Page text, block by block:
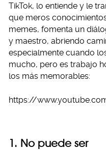
TikTok, lo entiende y le
que meros
memes, fomenta un
y maestro, abriendo
especialmente cuando
mucho, pero es trabajo
los más memorables:
https://
1. No puede ser